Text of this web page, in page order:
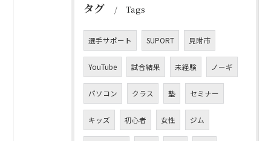
タグ Tags
選手サポート SUPORT 見附市
YouTube 試合結果 未経験 ノーギ
パソコン クラス 塾 セミナー
キッズ 初心者 女性 ジム